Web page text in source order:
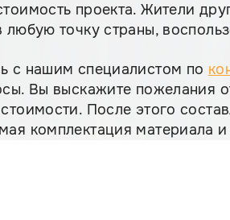
проекта. Жители
любую точку страны,
с нашим специалистом по
Вы выскажите пожелания
После этого
комплектация материала